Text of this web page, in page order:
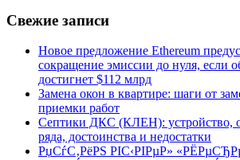
Свежие записи
Новое предложение Ethereum
сокращение эмиссии до нуля, если
достигнет $112 млрд
Замена окон в квартире: шаги от
приемки работ
Септики ДКС (КЛЕН): устройство,
ряда, достоинства и недостатки
РџСѓС‚РёРЅ РІС‹РІРµР»